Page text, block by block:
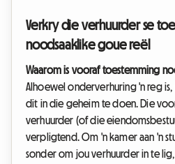
Verkry die verhuurder se
noodsaaklike goue reël
Waarom is vooraf toestemming
Alhoewel onderverhuring 'n reg
dit in die geheim te doen. Die
verhuurder (of die
verpligtend. Om 'n kamer aan 'n
sonder om jou verhuurder in te